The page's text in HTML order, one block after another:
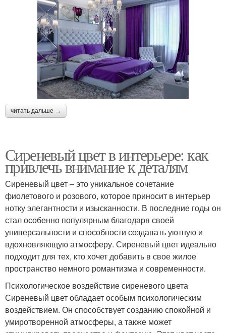
читать дальше →
Сиреневый цвет в интерьере: как
привлечь внимание к деталям
Сиреневый цвет – это уникальное сочетание
фиолетового и розового, которое приносит в интерьер
нотку элегантности и изысканности. В последние годы он
стал особенно популярным благодаря своей
универсальности и способности создавать уютную и
вдохновляющую атмосферу. Сиреневый цвет идеально
подходит для тех, кто хочет добавить в свое жилое
пространство немного романтизма и современности.
Психологическое воздействие сиреневого цвета
Сиреневый цвет обладает особым психологическим
воздействием. Он способствует созданию спокойной и
умиротворенной атмосферы, а также может